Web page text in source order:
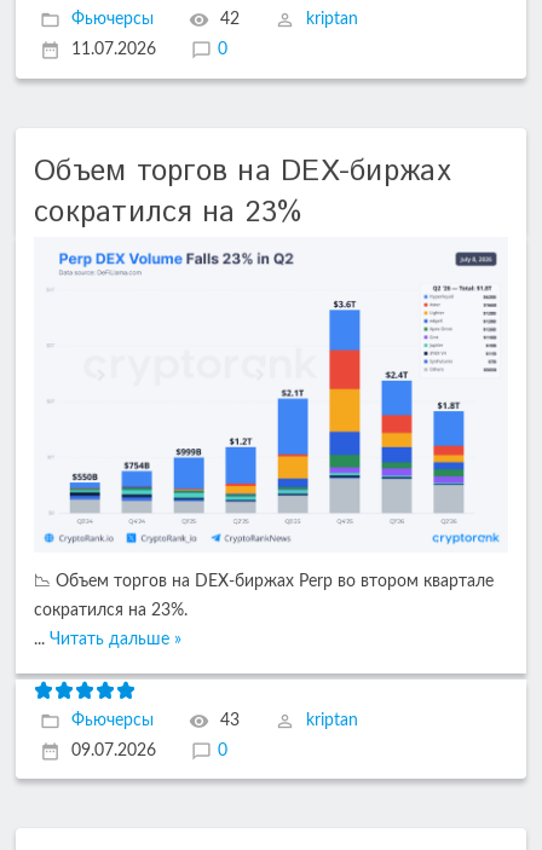
Фьючерсы 42
kriptan
11.07.2026
0
Объем торгов на DEX-биржах
сократился на 23%
📉 Объем торгов на DEX-биржах Perp во втором квартале
сократился на 23%.
... Читать дальше »
Фьючерсы 43
kriptan
09.07.2026
0